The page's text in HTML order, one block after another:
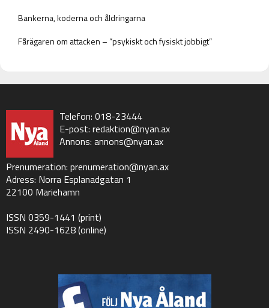
Bankerna, koderna och åldringarna
Fårägaren om attacken – ”psykiskt och fysiskt jobbigt”
Telefon: 018-23444
E-post: redaktion@nyan.ax
Annons: annons@nyan.ax
Prenumeration: prenumeration@nyan.ax
Adress: Norra Esplanadgatan 1
22100 Mariehamn
ISSN 0359-1441 (print)
ISSN 2490-1628 (online)